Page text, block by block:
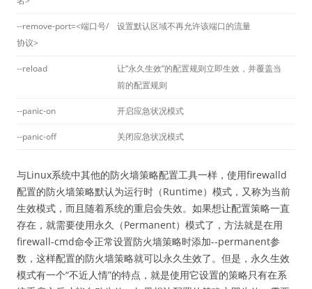
--remove-port=<端口号/
协议>
设置默认区域不再允许该端口的流量
--reload
让“永久生效”的配置规则立即生效，并覆盖当
前的配置规则
--panic-on 开启应急状况模式
--panic-off 关闭应急状况模式
与Linux系统中其他的防火墙策略配置工具一样，使用firewalld
配置的防火墙策略默认为运行时（Runtime）模式，又称为当前
生效模式，而且随着系统的重启会失效。如果想让配置策略一直
存在，就需要使用永久（Permanent）模式了，方法就是在用
firewall-cmd命令正常设置防火墙策略时添加--permanent参
数，这样配置的防火墙策略就可以永久生效了。但是，永久生效
模式有一个“不近人情”的特点，就是使用它设置的策略只有在系